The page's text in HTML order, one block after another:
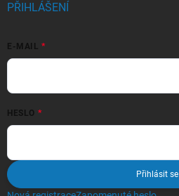
PŘIHLÁŠENÍ
E-MAIL
HESLO
Přihlásit se